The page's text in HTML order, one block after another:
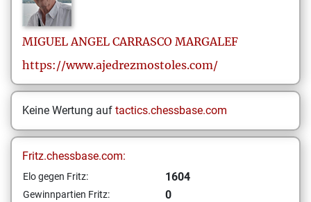
MIGUEL ANGEL CARRASCO MARGALEF
https://www.ajedrezmostoles.com/
Keine Wertung auf tactics.chessbase.com
Fritz.chessbase.com:
Elo gegen Fritz: 1604
Gewinnpartien Fritz: 0